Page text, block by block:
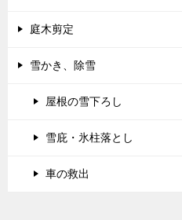
庭木剪定
雪かき、除雪
屋根の雪下ろし
雪庇・氷柱落とし
車の救出